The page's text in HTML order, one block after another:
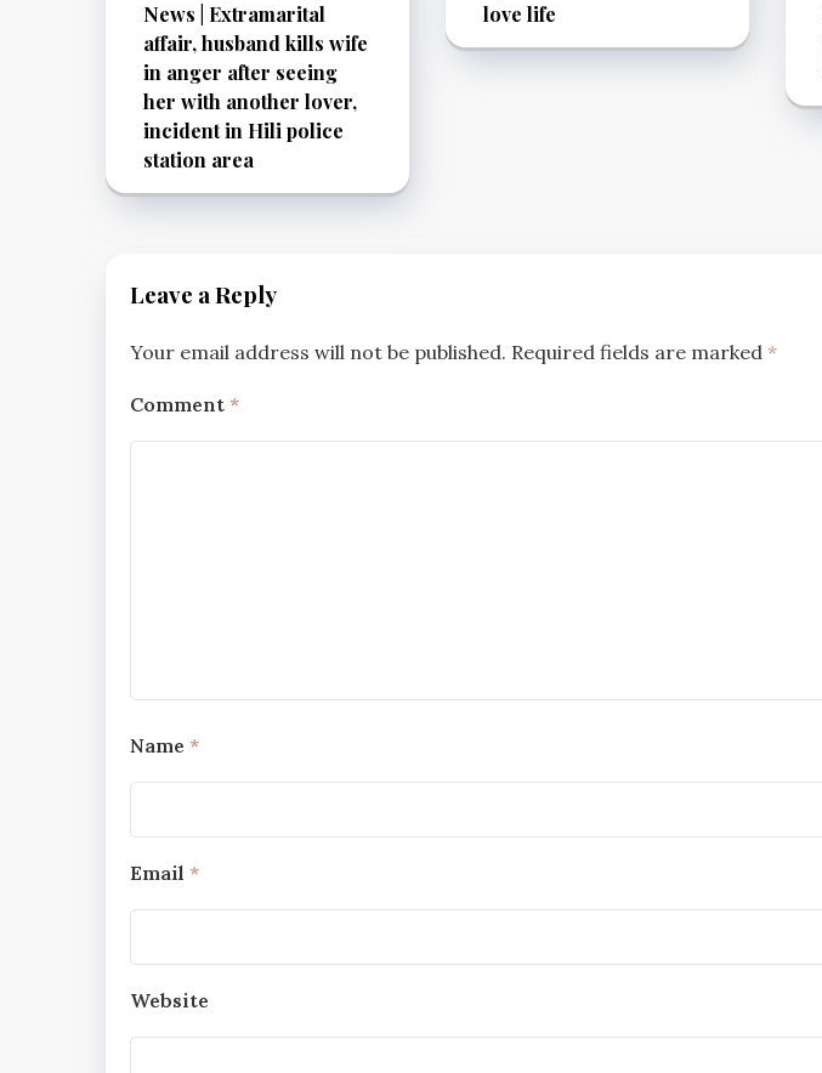
News | Extramarital
affair, husband kills wife
in anger after seeing
her with another lover,
incident in Hili police
station area
love life
Leave a Reply
Your email address will not be published. Required fields are marked *
Comment *
Name *
Email *
Website